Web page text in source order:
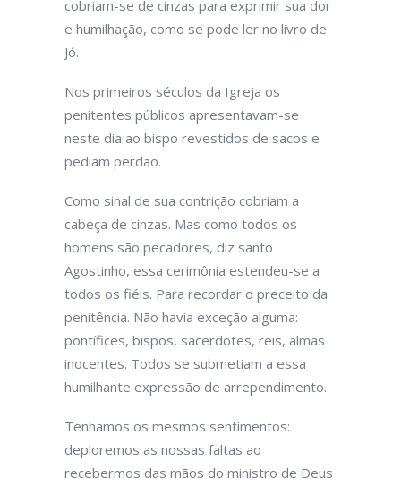
cobriam-se de cinzas para exprimir sua dor
e humilhação, como se pode ler no livro de
Jó.
Nos primeiros séculos da Igreja os
penitentes públicos apresentavam-se
neste dia ao bispo revestidos de sacos e
pediam perdão.
Como sinal de sua contrição cobriam a
cabeça de cinzas. Mas como todos os
homens são pecadores, diz santo
Agostinho, essa cerimônia estendeu-se a
todos os fiéis. Para recordar o preceito da
penitência. Não havia exceção alguma:
pontífices, bispos, sacerdotes, reis, almas
inocentes. Todos se submetiam a essa
humilhante expressão de arrependimento.
Tenhamos os mesmos sentimentos:
deploremos as nossas faltas ao
recebermos das mãos do ministro de Deus